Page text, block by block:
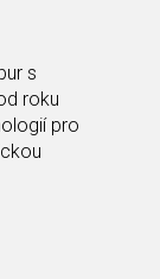
s
roku
pro